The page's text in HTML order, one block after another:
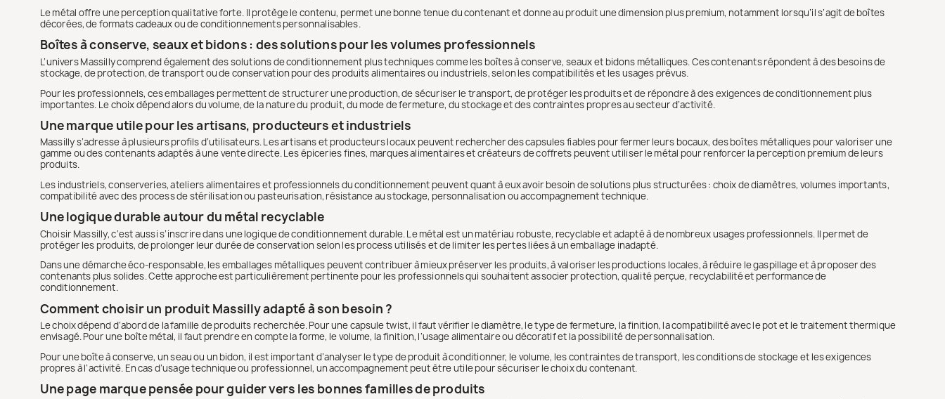
Le métal offre une perception qualitative forte. Il protège le contenu, permet une bonne tenue du contenant et donne au produit une dimension plus premium, notamment lorsqu’il s’agit de boîtes
décorées, de formats cadeaux ou de conditionnements personnalisables.
Boîtes à conserve, seaux et bidons : des solutions pour les volumes professionnels
L’univers Massilly comprend également des solutions de conditionnement plus techniques comme les boîtes à conserve, seaux et bidons métalliques. Ces contenants répondent à des besoins de
stockage, de protection, de transport ou de conservation pour des produits alimentaires ou industriels, selon les compatibilités et les usages prévus.
Pour les professionnels, ces emballages permettent de structurer une production, de sécuriser le transport, de protéger les produits et de répondre à des exigences de conditionnement plus
importantes. Le choix dépend alors du volume, de la nature du produit, du mode de fermeture, du stockage et des contraintes propres au secteur d’activité.
Une marque utile pour les artisans, producteurs et industriels
Massilly s’adresse à plusieurs profils d’utilisateurs. Les artisans et producteurs locaux peuvent rechercher des capsules fiables pour fermer leurs bocaux, des boîtes métalliques pour valoriser une
gamme ou des contenants adaptés à une vente directe. Les épiceries fines, marques alimentaires et créateurs de coffrets peuvent utiliser le métal pour renforcer la perception premium de leurs
produits.
Les industriels, conserveries, ateliers alimentaires et professionnels du conditionnement peuvent quant à eux avoir besoin de solutions plus structurées : choix de diamètres, volumes importants,
compatibilité avec des process de stérilisation ou pasteurisation, résistance au stockage, personnalisation ou accompagnement technique.
Une logique durable autour du métal recyclable
Choisir Massilly, c’est aussi s’inscrire dans une logique de conditionnement durable. Le métal est un matériau robuste, recyclable et adapté à de nombreux usages professionnels. Il permet de
protéger les produits, de prolonger leur durée de conservation selon les process utilisés et de limiter les pertes liées à un emballage inadapté.
Dans une démarche éco-responsable, les emballages métalliques peuvent contribuer à mieux préserver les produits, à valoriser les productions locales, à réduire le gaspillage et à proposer des
contenants plus solides. Cette approche est particulièrement pertinente pour les professionnels qui souhaitent associer protection, qualité perçue, recyclabilité et performance de
conditionnement.
Comment choisir un produit Massilly adapté à son besoin ?
Le choix dépend d’abord de la famille de produits recherchée. Pour une capsule twist, il faut vérifier le diamètre, le type de fermeture, la finition, la compatibilité avec le pot et le traitement thermique
envisagé. Pour une boîte métal, il faut prendre en compte la forme, le volume, la finition, l’usage alimentaire ou décoratif et la possibilité de personnalisation.
Pour une boîte à conserve, un seau ou un bidon, il est important d’analyser le type de produit à conditionner, le volume, les contraintes de transport, les conditions de stockage et les exigences
propres à l’activité. En cas d’usage technique ou professionnel, un accompagnement peut être utile pour sécuriser le choix du contenant.
Une page marque pensée pour guider vers les bonnes familles de produits